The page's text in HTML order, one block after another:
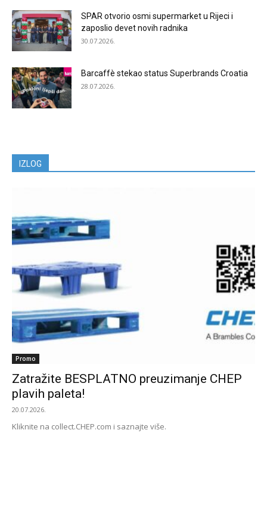
SPAR otvorio osmi supermarket u Rijeci i
zaposlio devet novih radnika
30.07.2026.
Barcaffè stekao status Superbrands Croatia
28.07.2026.
IZLOG
Promo
Zatražite BESPLATNO preuzimanje CHEP
plavih paleta!
20.07.2026.
Kliknite na collect.CHEP.com i saznajte više.